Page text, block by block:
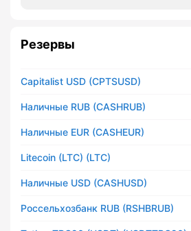
Резервы
Capitalist USD (CPTSUSD)
Наличные RUB (CASHRUB)
Наличные EUR (CASHEUR)
Litecoin (LTC) (LTC)
Наличные USD (CASHUSD)
Россельхозбанк RUB (RSHBRUB)